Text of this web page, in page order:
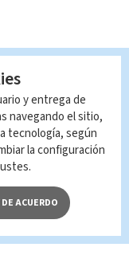
y entrega de
navegando el sitio,
tecnología, según
la configuración
ACUERDO